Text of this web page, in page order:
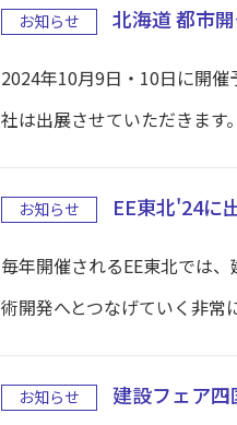
お知らせ 北海道 都市
2024年10月9日・10日に開
社は出展させていただきます
お知らせ EE東北'24に
毎年開催されるEE東北では
術開発へとつなげていく非常
お知らせ 建設フェア